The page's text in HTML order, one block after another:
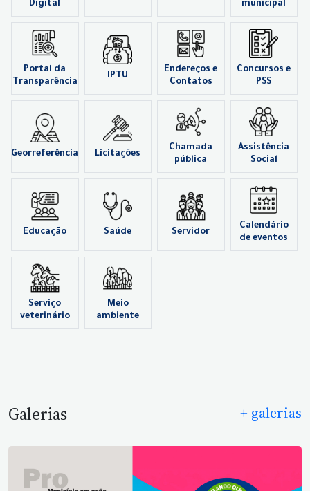
Digital municipal
Portal da
Transparência
IPTU
Endereços e
Contatos
Concursos e
PSS
Georreferência Licitações
Chamada
pública
Assistência
Social
Educação Saúde Servidor
Calendário
de eventos
Serviço
veterinário
Meio
ambiente
Galerias + galerias